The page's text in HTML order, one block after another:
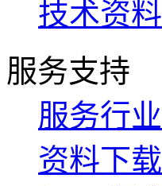
技术资料
服务支持
服务行业
资料下载